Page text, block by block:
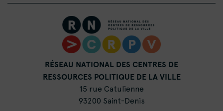
RÉSEAU NATIONAL DES CENTRES DE
RESSOURCES POLITIQUE DE LA VILLE
15 rue Catulienne
93200 Saint-Denis